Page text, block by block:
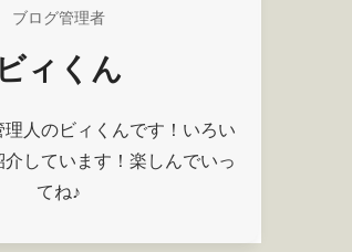
ブログ管理者
ビィくん
理人のビィくんです！いろい
しています！楽しんでいっ
てね♪